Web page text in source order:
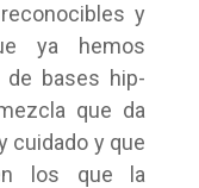
y
ya hemos
de bases hip-
que da
cuidado y que
los que la